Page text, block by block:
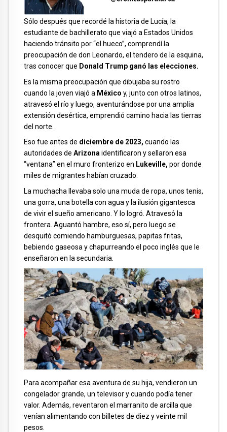
Sólo después que recordé la historia de Lucía, la
estudiante de bachillerato que viajó a Estados Unidos
haciendo tránsito por “el hueco”, comprendí la
preocupación de don Leonardo, el tendero de la esquina,
tras conocer que Donald Trump ganó las elecciones.
Es la misma preocupación que dibujaba su rostro
cuando la joven viajó a México y, junto con otros latinos,
atravesó el río y luego, aventurándose por una amplia
extensión desértica, emprendió camino hacia las tierras
del norte.
Eso fue antes de diciembre de 2023, cuando las
autoridades de Arizonaidentificaron y sellaron esa
“ventana” en el muro fronterizo en Lukeville, por donde
miles de migrantes habían cruzado.
La muchacha llevaba solo una muda de ropa, unos tenis,
una gorra, una botella con agua y la ilusión gigantesca
de vivir el sueño americano. Y lo logró. Atravesó la
frontera. Aguantó hambre, eso sí, pero luego se
desquitó comiendo hamburguesas, papitas fritas,
bebiendo gaseosa y chapurreando el poco inglés que le
enseñaron en la secundaria.
Para acompañar esa aventura de su hija, vendieron un
congelador grande, un televisor y cuando podía tener
valor. Además, reventaron el marranito de arcilla que
venían alimentando con billetes de diez y veinte mil
pesos.